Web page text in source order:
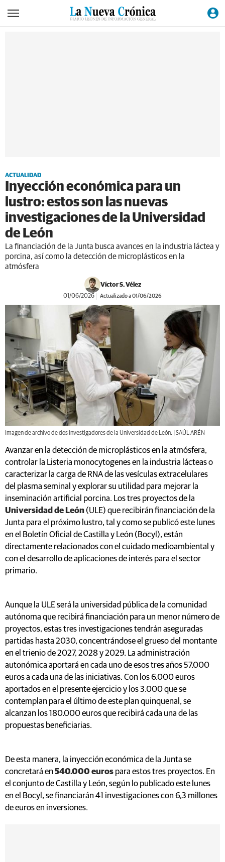
ACTUALIDAD
Inyección económica para un
lustro: estos son las nuevas
investigaciones de la Universidad
de León
La financiación de la Junta busca avances en la industria láctea y
porcina, así como la detección de microplásticos en la
atmósfera
Víctor S. Vélez
01/06/2026 Actualizado a 01/06/2026
Imagen de archivo de dos investigadores de la Universidad de León. | SAÚL ARÉN
Avanzar en la detección de microplásticos en la atmósfera,
controlar la Listeria monocytogenes en la industria lácteas o
caracterizar la carga de RNA de las vesículas extracelulares
del plasma seminal y explorar su utilidad para mejorar la
inseminación artificial porcina. Los tres proyectos de la
Universidad de León (ULE) que recibirán financiación de la
Junta para el próximo lustro, tal y como se publicó este lunes
en el Boletín Oficial de Castilla y León (Bocyl), están
directamente relacionados con el cuidado medioambiental y
con el desarrollo de aplicaciones de interés para el sector
primario.
Aunque la ULE será la universidad pública de la comunidad
autónoma que recibirá financiación para un menor número de
proyectos, estas tres investigaciones tendrán aseguradas
partidas hasta 2030, concentrándose el grueso del montante
en el trienio de 2027, 2028 y 2029. La administración
autonómica aportará en cada uno de esos tres años 57.000
euros a cada una de las iniciativas. Con los 6.000 euros
aportados en el presente ejercicio y los 3.000 que se
contemplan para el último de este plan quinquenal, se
alcanzan los 180.000 euros que recibirá cada una de las
propuestas beneficiarias.
De esta manera, la inyección económica de la Junta se
concretará en 540.000 euros para estos tres proyectos. En
el conjunto de Castilla y León, según lo publicado este lunes
en el Bocyl, se financiarán 41 investigaciones con 6,3 millones
de euros en inversiones.